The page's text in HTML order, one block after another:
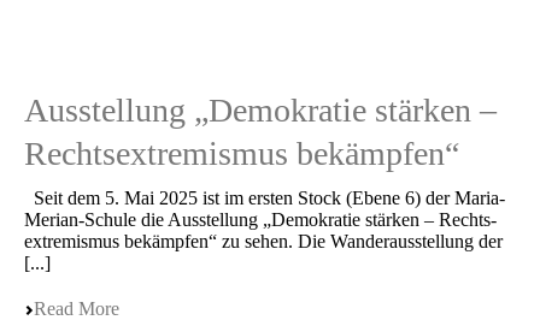
Ausstellung „Demokratie stärken –
Rechtsextremismus bekämpfen“
Seit dem 5. Mai 2025 ist im ersten Stock (Ebene 6) der Maria-
Merian-Schule die Ausstel­lung „Demokra­tie stärken – Rechts­
extre­mis­mus bekämp­fen“ zu sehen. Die Wander­aus­stel­lung der
[...]
Read More